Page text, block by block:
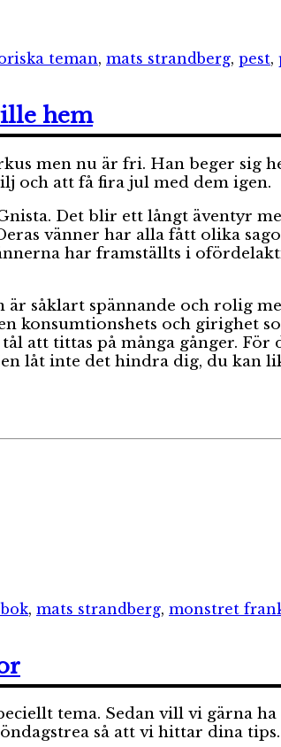
teman, mats strandberg, pest,
hem
men nu är fri. Han beger sig
och att få fira jul med dem igen.
Det blir ett långt äventyr
vänner har alla fått olika
har framställts i
är såklart spännande och rolig
konsumtionshets och girighet
att tittas på många gånger.
låt inte det hindra dig, du kan
, mats strandberg, monstret
tema. Sedan vill vi gärna
så att vi hittar dina tips.